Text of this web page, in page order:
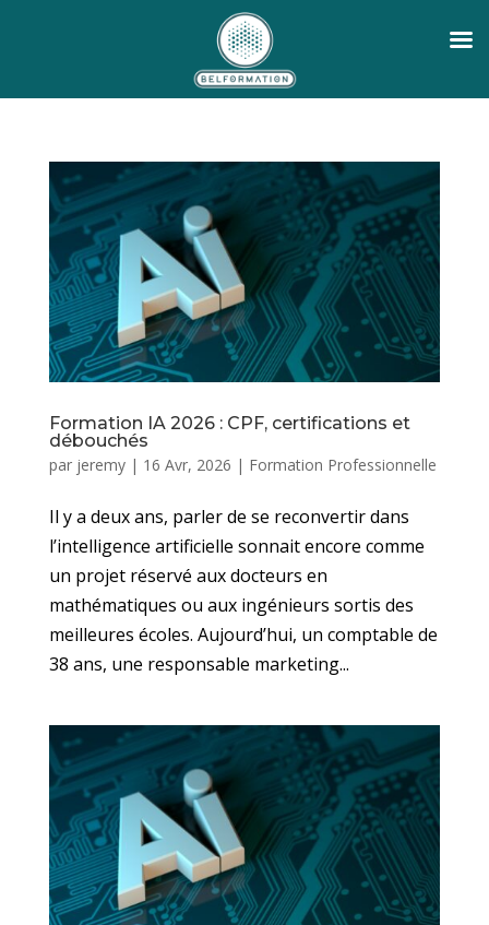
Formation IA 2026 : CPF, certifications et
débouchés
par jeremy| 16 Avr, 2026 | Formation Professionnelle
Il y a deux ans, parler de se reconvertir dans
l’intelligence artificielle sonnait encore comme
un projet réservé aux docteurs en
mathématiques ou aux ingénieurs sortis des
meilleures écoles. Aujourd’hui, un comptable de
38 ans, une responsable marketing...